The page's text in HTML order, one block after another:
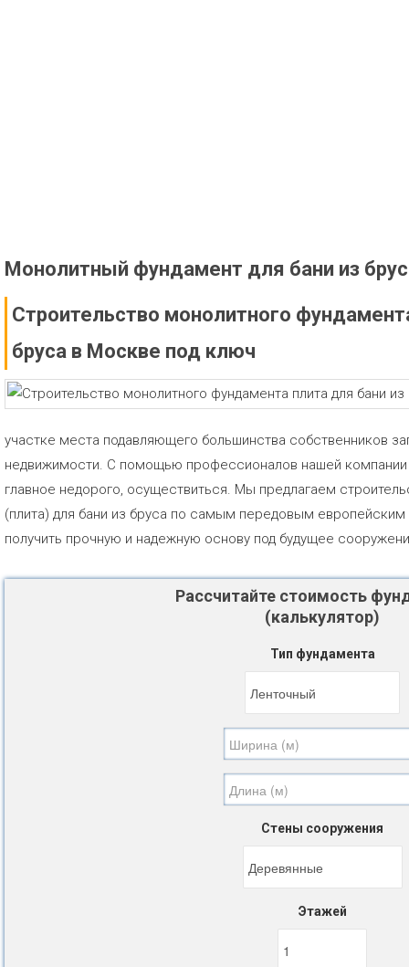
Монолитный фундамент для бани из
Строительство монолитного
бруса в Москве под ключ
участке места подавляющего большинства собственников
недвижимости. С помощью профессионалов нашей компании
главное недорого, осуществиться. Мы предлагаем
(плита) для бани из бруса по самым передовым
получить прочную и надежную основу под будущее
Рассчитайте стоимость
(калькулятор)
Тип фундамента
Стены сооружения
Этажей